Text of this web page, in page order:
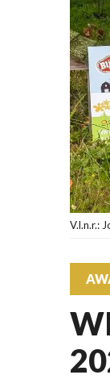
V.l.n.r.: